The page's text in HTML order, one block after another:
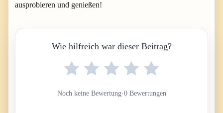
ausprobieren und genießen!
Wie hilfreich war dieser Beitrag?
Noch keine Bewertung·0 Bewertungen